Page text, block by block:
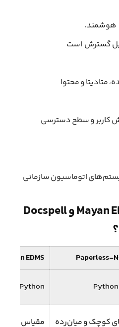
هوشمند،
متادیتا و محتوا
کاربر و سطح دسترسی
اتوماسیون سازمانی
در مقایسه با Mayan EDMS و Docspell
Mayan EDMS
Python
کوچک و میان‌رده مقیاس بزرگ